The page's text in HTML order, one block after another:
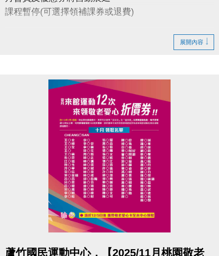
課程暫停(可選擇領補課券或退費)
官網 :
https://www.lzsports.com.tw/zh_TW/news/pageID/1/
FB : @桃園市蘆竹國民運動中心
IG : @luzhusports
展開內容
蘆竹國民運動中心，【2025/11月桃園敬老